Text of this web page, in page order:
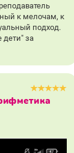
к мелочам, к
подход.
дети" за